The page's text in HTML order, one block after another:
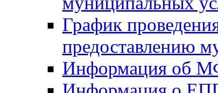
График
предоставлению
Информация об